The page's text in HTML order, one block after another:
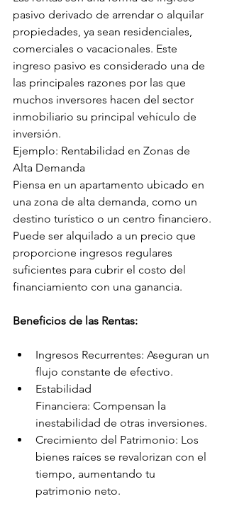
pasivo derivado de arrendar o alquilar
propiedades, ya sean residenciales,
comerciales o vacacionales. Este
ingreso pasivo es considerado una de
las principales razones por las que
muchos inversores hacen del sector
inmobiliario su principal vehículo de
inversión.
Ejemplo: Rentabilidad en Zonas de
Alta Demanda
Piensa en un apartamento ubicado en
una zona de alta demanda, como un
destino turístico o un centro financiero.
Puede ser alquilado a un precio que
proporcione ingresos regulares
suficientes para cubrir el costo del
financiamiento con una ganancia.
Beneficios de las Rentas:
Ingresos Recurrentes: Aseguran un
flujo constante de efectivo.
Estabilidad
Financiera: Compensan la
inestabilidad de otras inversiones.
Crecimiento del Patrimonio: Los
bienes raíces se revalorizan con el
tiempo, aumentando tu
patrimonio neto.